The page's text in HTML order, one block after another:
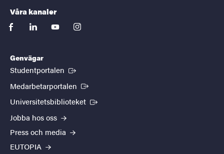
Våra kanaler
facebooklinkedinyoutubeinstagram
Genvägar
Studentportalen (Extern länk)
Medarbetarportalen (Extern länk)
Universitetsbiblioteket (Extern länk)
Jobba hos oss
Press och media
EUTOPIA